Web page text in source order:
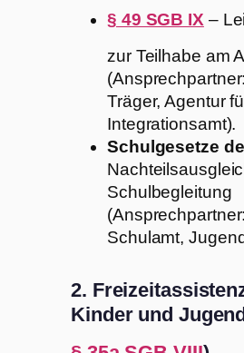
§ 49 SGB IX –
zur Teilhabe am
Träger, Agentur
Integrationsamt).
Schulgesetze
Schulbegleitung
Schulamt,
2.
Kinder und